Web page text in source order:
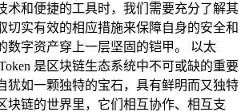
术和便捷的工具时，我们需要充分了解其
切实有效的相应措施来保障自身的安全和
数字资产穿上一层坚固的铠甲。 以太
是区块链生态系统中不可或缺的重要
犹如一颗独特的宝石，具有鲜明而又独特
块链的世界里，它们相互协作、相互支